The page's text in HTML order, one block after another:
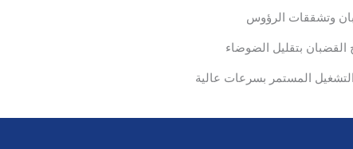
وتشققات الرؤوس
بتقليل الضوضاء
المستمر بسرعات عالية